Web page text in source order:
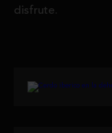
disfrute.